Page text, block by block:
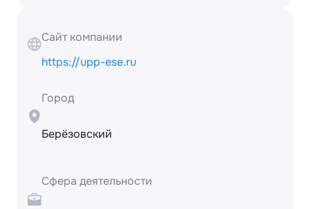
Сайт компании
https://upp-ese.ru
Город
Берёзовский
Сфера деятельности